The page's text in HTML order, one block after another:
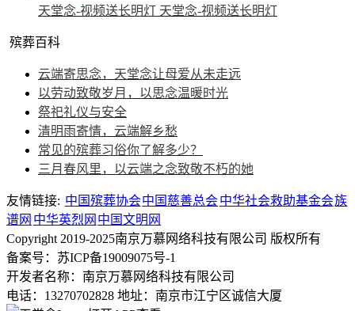
天堂念-视频送长明灯 天堂念-视频送长明灯
殡葬百科
云端寄思念，天堂念让母爱从未走远
以劳动致敬岁月，以思念温暖时光
祭祀礼仪与安全
清明雨寄情，云端解乡愁
常见的殡葬习俗你了解多少？
三月春风里，以云端之念致敬不朽的她
友情链接: 中国殡葬协会中国慈善总会中华社会救助基金会族
谱网 中华英烈网 中国文明网
Copyright 2019-2025南京万慕网络科技有限公司 版权所有
备案号：苏ICP备19009075号-1
开发者名称：南京万慕网络科技有限公司
电话：13270702828 地址：南京市江宁区诚信大厦